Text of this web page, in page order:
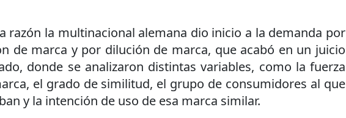
razón la multinacional alemana dio inicio a la demanda por
de marca y por dilución de marca, que acabó en un juicio
donde se analizaron distintas variables, como la fuerza
el grado de similitud, el grupo de consumidores al que
y la intención de uso de esa marca similar.